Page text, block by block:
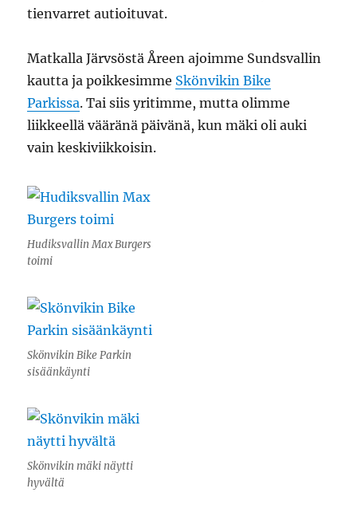
tienvarret autioituvat.
Matkalla Järvsöstä Åreen ajoimme Sundsvallin
kautta ja poikkesimme Skönvikin Bike
Parkissa. Tai siis yritimme, mutta olimme
liikkeellä vääränä päivänä, kun mäki oli auki
vain keskiviikkoisin.
Hudiksvallin Max Burgers
toimi
Skönvikin Bike Parkin
sisäänkäynti
Skönvikin mäki näytti
hyvältä